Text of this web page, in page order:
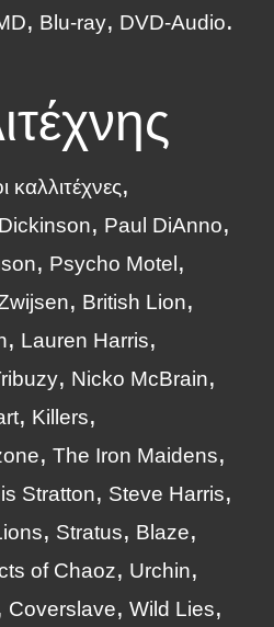
Blu-ray DVD-Audio
καλλιτέχνες
Paul DiAnno
Psycho Motel
British Lion
Lauren Harris
Nicko McBrain
Killers
The Iron Maidens
Stratton
Steve Harris
Stratus
Blaze
of Chaoz
Urchin
Coverslave
Wild Lies